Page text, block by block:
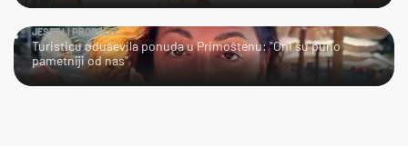
JESTE LI PROBALI?
Turisticu oduševila ponuda u Primoštenu: "Oni su puno
pametniji od nas"